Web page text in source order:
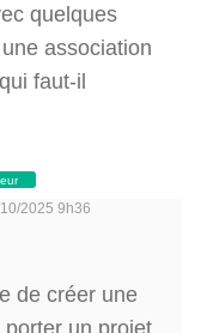
quelques
association
faut-il
2025 9h36
de créer une
un projet